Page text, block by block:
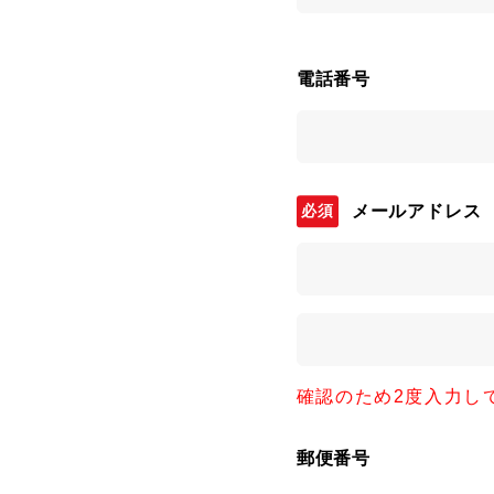
電話番号
メールアドレス
確認のため2度入力し
郵便番号